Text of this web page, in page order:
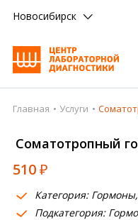
Новосибирск
Главная
Анализы
Врачи
Получить результат
Главная Услуги
Соматотропный
510₽
Категория:
Подкатегория: